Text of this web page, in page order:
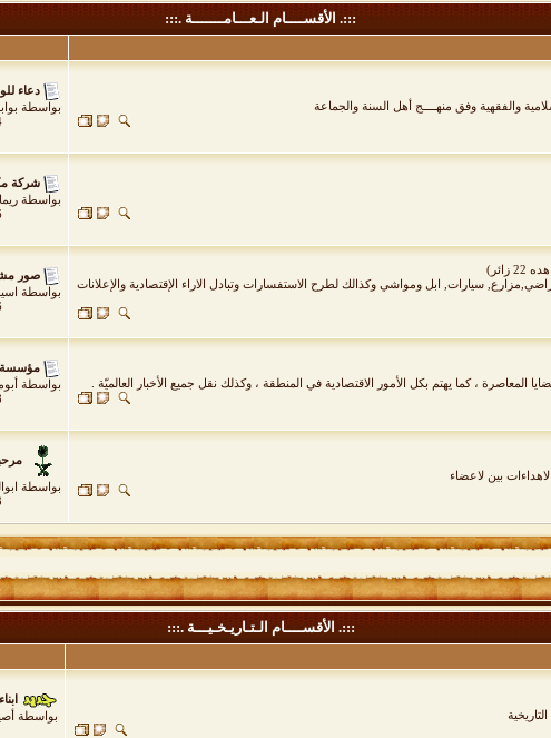
:::. الأقســــام الـعـــامـــــــة .:::
والفقهية وفق منهــــج أهل السنة والجماعة
دعاء
بواسطة
شركة
بواسطة
زائر)
سيارات, ابل ومواشي وكذالك لطرح الاستفسارات وتبادل الاراء الإقتصادية والإعلانات
صور
بواسطة
، كما يهتم بكل الأمور الاقتصادية في المنطقة ، وكذلك نقل جميع الأخبار العالميّة .
مؤسسة
بواسطة
بين لاعضاء
بواسطة
:::. الأقســــام الـتـاريـخـيـــة .:::
بواسطة